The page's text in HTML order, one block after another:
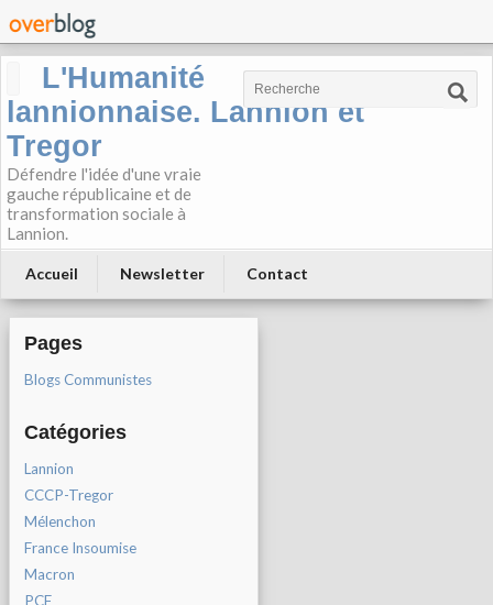
L'Humanité
lannionnaise. Lannion et
Tregor
Défendre l'idée d'une vraie
gauche républicaine et de
transformation sociale à
Lannion.
Accueil Newsletter Contact
Pages
Blogs Communistes
Catégories
Lannion
CCCP-Tregor
Mélenchon
France Insoumise
Macron
PCF